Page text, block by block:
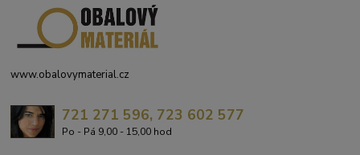
www.obalovymaterial.cz
721 271 596, 723 602 577
Po - Pá 9,00 - 15,00 hod